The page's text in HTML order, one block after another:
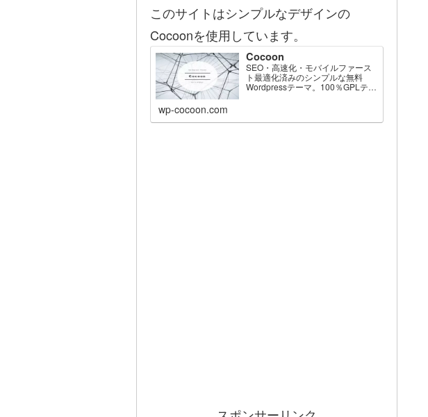
このサイトはシンプルなデザインの
Cocoonを使用しています。
Cocoon
SEO・高速化・モバイルファース
ト最適化済みのシンプルな無料
Wordpressテーマ。100％GPLテー
wp-cocoon.com